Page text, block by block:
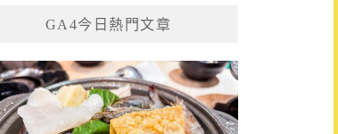
GA4今日熱門文章